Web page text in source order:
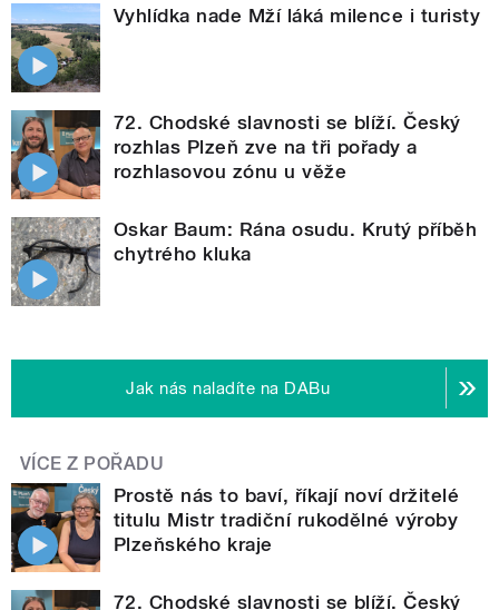
Vyhlídka nade Mží láká milence i turisty
72. Chodské slavnosti se blíží. Český
rozhlas Plzeň zve na tři pořady a
rozhlasovou zónu u věže
Oskar Baum: Rána osudu. Krutý příběh
chytrého kluka
Jak nás naladíte na DABu
VÍCE Z POŘADU
Prostě nás to baví, říkají noví držitelé
titulu Mistr tradiční rukodělné výroby
Plzeňského kraje
72. Chodské slavnosti se blíží. Český